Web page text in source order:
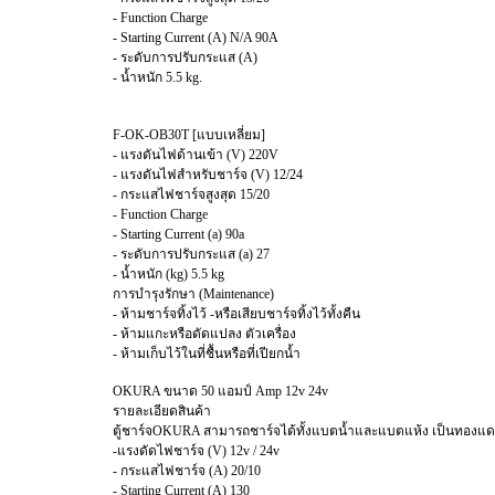
- Function Charge
- Starting Current (A) N/A 90A
- ระดับการปรับกระแส (A)
- น้ำหนัก 5.5 kg.
F-OK-OB30T [แบบเหลี่ยม]
- แรงดันไฟด้านเข้า (V) 220V
- แรงดันไฟสำหรับชาร์จ (V) 12/24
- กระแสไฟชาร์จสูงสุด 15/20
- Function Charge
- Starting Current (a) 90a
- ระดับการปรับกระแส (a) 27
- น้ำหนัก (kg) 5.5 kg
การบำรุงรักษา (Maintenance)
- ห้ามชาร์จทิ้งไว้ -หรือเสียบชาร์จทิ้งไว้ทั้งคืน
- ห้ามแกะหรือดัดแปลง ตัวเครื่อง
- ห้ามเก็บไว้ในที่ชื้นหรือที่เปียกน้ำ
OKURA ขนาด 50 แอมป์ Amp 12v 24v
รายละเอียดสินค้า
ตู้ชาร์จOKURA สามารถชาร์จได้ทั้งแบตน้ำและแบตแห้ง เป็นทองแด
-แรงดัดไฟชาร์จ (V) 12v / 24v
- กระแสไฟชาร์จ (A) 20/10
- Starting Current (A) 130